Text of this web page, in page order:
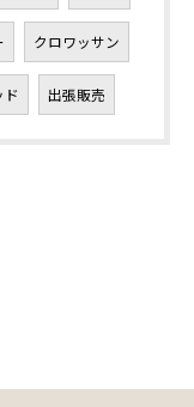
クロワッサン
出張販売